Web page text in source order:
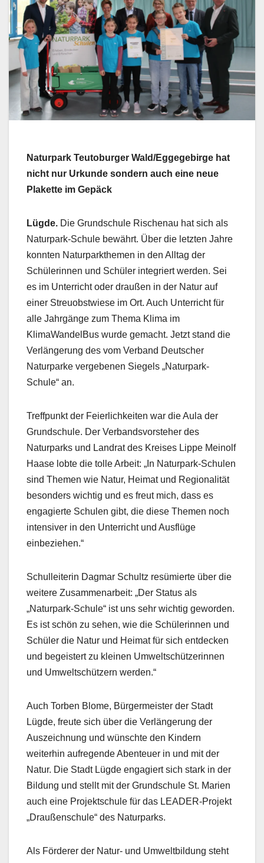
Naturpark Teutoburger Wald/Eggegebirge hat
nicht nur Urkunde sondern auch eine neue
Plakette im Gepäck
Lügde. Die Grundschule Rischenau hat sich als
Naturpark-Schule bewährt. Über die letzten Jahre
konnten Naturparkthemen in den Alltag der
Schülerinnen und Schüler integriert werden. Sei
es im Unterricht oder draußen in der Natur auf
einer Streuobstwiese im Ort. Auch Unterricht für
alle Jahrgänge zum Thema Klima im
KlimaWandelBus wurde gemacht. Jetzt stand die
Verlängerung des vom Verband Deutscher
Naturparke vergebenen Siegels „Naturpark-
Schule“ an.
Treffpunkt der Feierlichkeiten war die Aula der
Grundschule. Der Verbandsvorsteher des
Naturparks und Landrat des Kreises Lippe Meinolf
Haase lobte die tolle Arbeit: „In Naturpark-Schulen
sind Themen wie Natur, Heimat und Regionalität
besonders wichtig und es freut mich, dass es
engagierte Schulen gibt, die diese Themen noch
intensiver in den Unterricht und Ausflüge
einbeziehen.“
Schulleiterin Dagmar Schultz resümierte über die
weitere Zusammenarbeit: „Der Status als
„Naturpark-Schule“ ist uns sehr wichtig geworden.
Es ist schön zu sehen, wie die Schülerinnen und
Schüler die Natur und Heimat für sich entdecken
und begeistert zu kleinen Umweltschützerinnen
und Umweltschützern werden.“
Auch Torben Blome, Bürgermeister der Stadt
Lügde, freute sich über die Verlängerung der
Auszeichnung und wünschte den Kindern
weiterhin aufregende Abenteuer in und mit der
Natur. Die Stadt Lügde engagiert sich stark in der
Bildung und stellt mit der Grundschule St. Marien
auch eine Projektschule für das LEADER-Projekt
„Draußenschule“ des Naturparks.
Als Förderer der Natur- und Umweltbildung steht